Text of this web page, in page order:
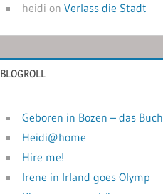
heidi onVerlass die Stadt
BLOGROLL
Geboren in Bozen – das Buch
Heidi@home
Hire me!
Irene in Irland goes Olymp